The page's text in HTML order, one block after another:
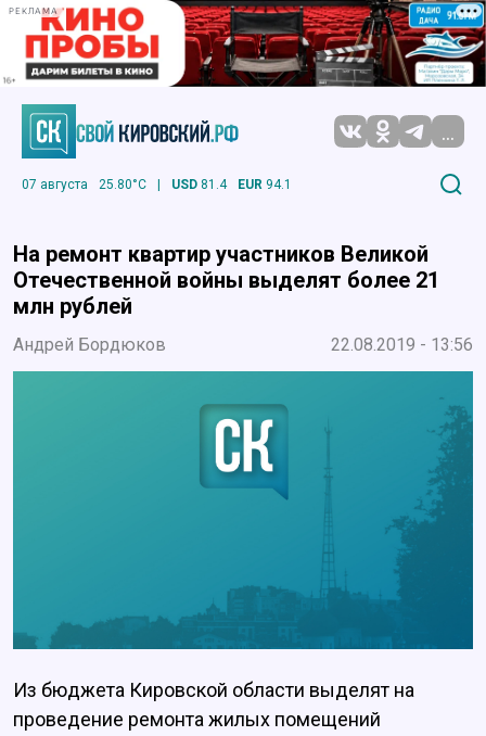
РЕКЛАМА
...
07 августа 25.80°C | USD 81.4 EUR 94.1
На ремонт квартир участников Великой
Отечественной войны выделят более 21
млн рублей
Андрей Бордюков 22.08.2019 - 13:56
Из бюджета Кировской области выделят на
проведение ремонта жилых помещений